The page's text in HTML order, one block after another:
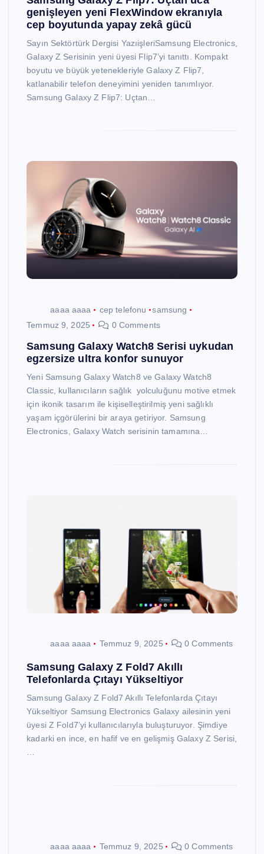
genişleyen yeni FlexWindow ekranıyla
cep boyutunda yapay zekâ gücü
Sayın Sektörtürk Dergisi YazıişleriSamsung Electronics,
Galaxy Z Serisinin yeni üyesi Flip7’yi tanıttı. Kompakt
boyutu ve büyük yetenekleriyle Galaxy Z Flip7,
katlanabilir telefon deneyimini yeniden tanımlıyor.
Samsung Galaxy Z Flip7: Uçtan…
aaaa aaaa cep telefonu
samsung
Temmuz 9, 2025
0 Comments
Samsung Galaxy Watch8 Serisi uykudan
egzersize ultra konfor sunuyor
Yeni Samsung Galaxy Watch8 ve Galaxy Watch8
Classic, kullanıcıların sağlık yolculuğunu motive etmek
için ikonik tasarım ile kişiselleştirilmiş yeni sağlıklı
yaşam içgörülerini bir araya getiriyor. Samsung
Electronics, Galaxy Watch serisinin tamamına…
aaaa aaaa Temmuz 9, 2025 0 Comments
Samsung Galaxy Z Fold7 Akıllı
Telefonlarda Çıtayı Yükseltiyor
Samsung Galaxy Z Fold7 Akıllı Telefonlarda Çıtayı
Yükseltiyor Samsung Electronics Galaxy ailesinin yeni
üyesi Z Fold7’yi kullanıcılarıyla buluşturuyor. Şimdiye
kadarki en ince, en hafif ve en gelişmiş Galaxy Z Serisi,
aaaa aaaa Temmuz 9, 2025 0 Comments